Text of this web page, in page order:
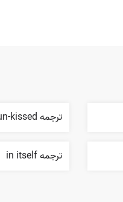
ترجمه sun-kissed
ترجمه in itself